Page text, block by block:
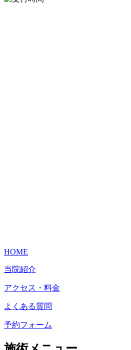
HOME
当院紹介
アクセス・料金
よくある質問
予約フォーム